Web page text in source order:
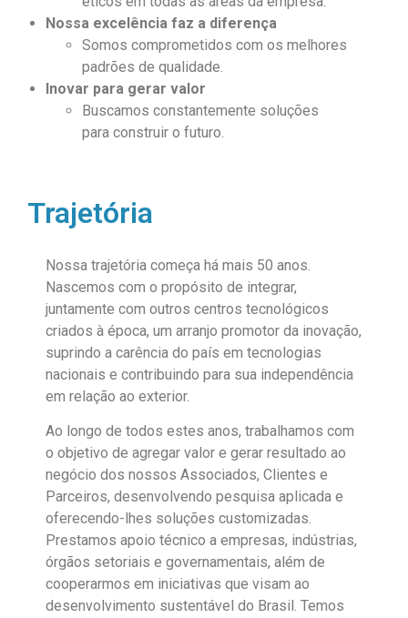
Nossa excelência faz a diferença
Somos comprometidos com os melhores
padrões de qualidade.
Inovar para gerar valor
Buscamos constantemente soluções
para construir o futuro.
Trajetória
Nossa trajetória começa há mais 50 anos.
Nascemos com o propósito de integrar,
juntamente com outros centros tecnológicos
criados à época, um arranjo promotor da inovação,
suprindo a carência do país em tecnologias
nacionais e contribuindo para sua independência
em relação ao exterior.
Ao longo de todos estes anos, trabalhamos com
o objetivo de agregar valor e gerar resultado ao
negócio dos nossos Associados, Clientes e
Parceiros, desenvolvendo pesquisa aplicada e
oferecendo-lhes soluções customizadas.
Prestamos apoio técnico a empresas, indústrias,
órgãos setoriais e governamentais, além de
cooperarmos em iniciativas que visam ao
desenvolvimento sustentável do Brasil. Temos